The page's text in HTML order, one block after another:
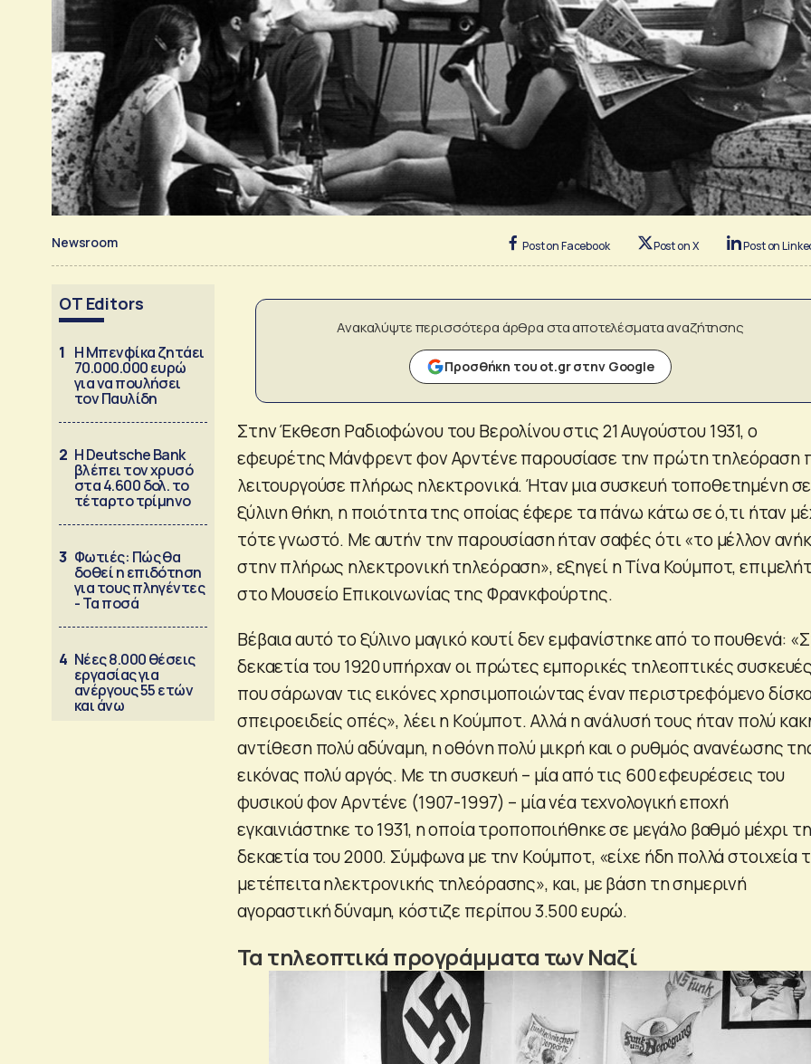
Newsroom Post on Facebook Post on X Post on
OT Editors
1 Η Μπενφίκα ζητάει
70.000.000 ευρώ
για να πουλήσει
τον Παυλίδη
2 Η Deutsche Bank
βλέπει τον χρυσό
στα 4.600 δολ. το
τέταρτο τρίμηνο
3 Φωτιές: Πώς θα
δοθεί η επιδότηση
για τους πληγέντες
- Τα ποσά
4 Νέες 8.000 θέσεις
εργασίας για
ανέργους 55 ετών
και άνω
Ανακαλύψτε περισσότερα άρθρα στα αποτελέσματα αναζήτησης
Προσθήκη του ot.gr στην Google
Στην Έκθεση Ραδιοφώνου του Βερολίνου στις 21 Αυγούστου 1931, ο
εφευρέτης Μάνφρεντ φον Αρντένε παρουσίασε την πρώτη τηλεόραση
λειτουργούσε πλήρως ηλεκτρονικά. Ήταν μια συσκευή τοποθετημένη
ξύλινη θήκη, η ποιότητα της οποίας έφερε τα πάνω κάτω σε ό,τι ήταν
τότε γνωστό. Με αυτήν την παρουσίαση ήταν σαφές ότι «το μέλλον
στην πλήρως ηλεκτρονική τηλεόραση», εξηγεί η Τίνα Κούμποτ,
στο Μουσείο Επικοινωνίας της Φρανκφούρτης.
Βέβαια αυτό το ξύλινο μαγικό κουτί δεν εμφανίστηκε από το πουθενά:
δεκαετία του 1920 υπήρχαν οι πρώτες εμπορικές τηλεοπτικές
που σάρωναν τις εικόνες χρησιμοποιώντας έναν περιστρεφόμενο
σπειροειδείς οπές», λέει η Κούμποτ. Αλλά η ανάλυσή τους ήταν πολύ
αντίθεση πολύ αδύναμη, η οθόνη πολύ μικρή και ο ρυθμός ανανέωσης
εικόνας πολύ αργός. Με τη συσκευή – μία από τις 600 εφευρέσεις του
φυσικού φον Αρντένε (1907-1997) – μία νέα τεχνολογική εποχή
εγκαινιάστηκε το 1931, η οποία τροποποιήθηκε σε μεγάλο βαθμό μέχρι τη
δεκαετία του 2000. Σύμφωνα με την Κούμποτ, «είχε ήδη πολλά στοιχεία
μετέπειτα ηλεκτρονικής τηλεόρασης», και, με βάση τη σημερινή
αγοραστική δύναμη, κόστιζε περίπου 3.500 ευρώ.
Τα τηλεοπτικά προγράμματα των Ναζί